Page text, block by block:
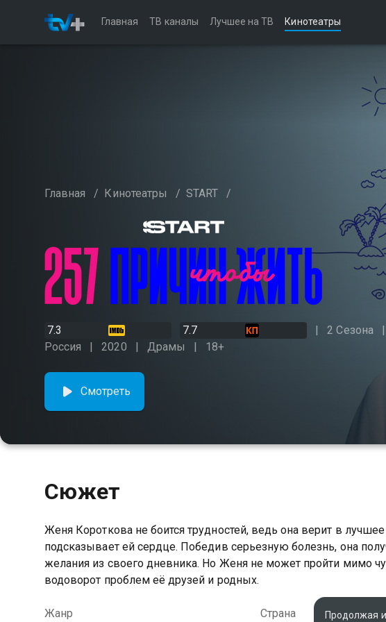
Главная ТВ каналы Лучшее на ТВ Кинотеатры
Главная / Кинотеатры / START /
7.3 7.7
2 Сезона
Россия
2020 Драмы 18+
Смотреть
Сюжет
Женя Короткова не боится трудностей, ведь она верит в лучшее
подсказывает ей сердце. Победив серьезную болезнь, она
желания из своего дневника. Но Женя не может пройти мимо
водоворот проблем её друзей и родных.
Жанр Страна Продолжая